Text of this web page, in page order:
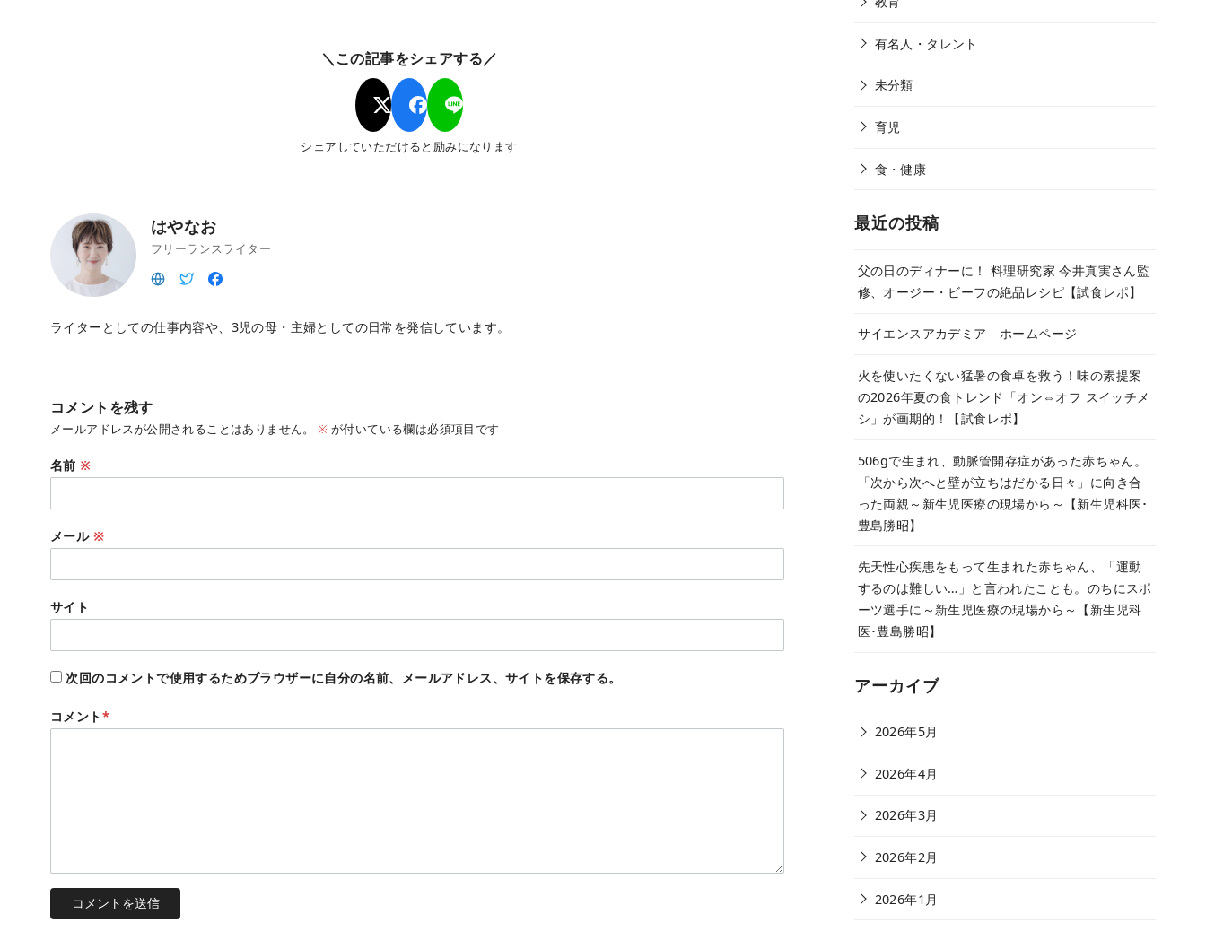
＼この記事をシェアする／
シェアしていただけると励みになります
はやなお
フリーランスライター
ライターとしての仕事内容や、3児の母・主婦としての日常を発信しています。
コメントを残す
メールアドレスが公開されることはありません。 ※ が付いている欄は必須項目です
名前※
メール ※
サイト
次回のコメントで使用するためブラウザーに自分の名前、メールアドレス、サイトを保存する。
コメント*
有名人・タレント
未分類
育児
食・健康
最近の投稿
父の日のディナーに！ 料理研究家 今井真実さん監
修、オージー・ビーフの絶品レシピ【試食レポ】
サイエンスアカデミア ホームページ
火を使いたくない猛暑の食卓を救う！味の素提案
の2026年夏の食トレンド「オン⇔オフ スイッチメ
シ」が画期的！【試食レポ】
506gで生まれ、動脈管開存症があった赤ちゃん。
「次から次へと壁が立ちはだかる日々」に向き合
った両親～新生児医療の現場から～【新生児科医･
豊島勝昭】
先天性心疾患をもって生まれた赤ちゃん、「運動
するのは難しい…」と言われたことも。のちにスポ
ーツ選手に～新生児医療の現場から～【新生児科
医･豊島勝昭】
アーカイブ
2026年5月
2026年4月
2026年3月
2026年2月
2026年1月